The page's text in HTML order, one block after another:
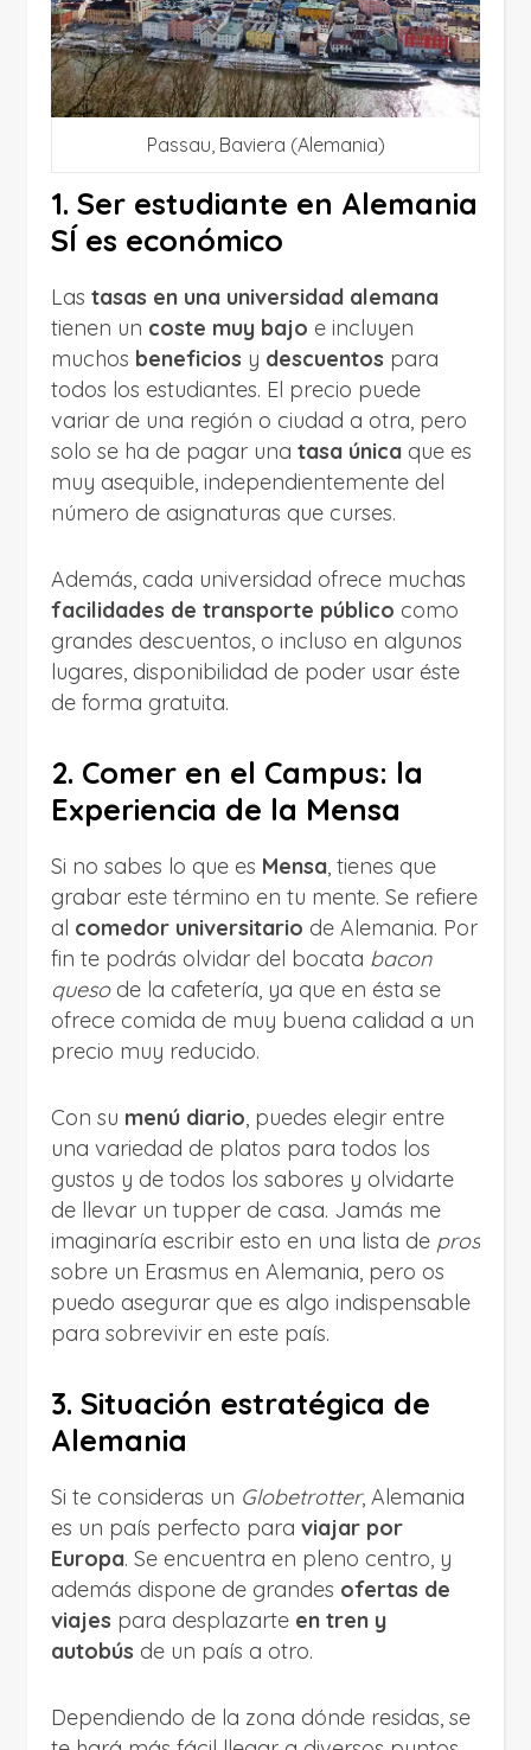
Passau, Baviera (Alemania)
1. Ser estudiante en Alemania
SÍ es económico
Las tasas en una universidad alemana
tienen un coste muy bajo e incluyen
muchos beneficios y descuentos para
todos los estudiantes. El precio puede
variar de una región o ciudad a otra, pero
solo se ha de pagar una tasa única que es
muy asequible, independientemente del
número de asignaturas que curses.
Además, cada universidad ofrece muchas
facilidades de transporte público como
grandes descuentos, o incluso en algunos
lugares, disponibilidad de poder usar éste
de forma gratuita.
2. Comer en el Campus: la
Experiencia de la Mensa
Si no sabes lo que es Mensa, tienes que
grabar este término en tu mente. Se refiere
al comedor universitario de Alemania. Por
fin te podrás olvidar del bocata bacon
quesode la cafetería, ya que en ésta se
ofrece comida de muy buena calidad a un
precio muy reducido.
Con su menú diario, puedes elegir entre
una variedad de platos para todos los
gustos y de todos los sabores y olvidarte
de llevar un tupper de casa. Jamás me
imaginaría escribir esto en una lista de pros
sobre un Erasmus en Alemania, pero os
puedo asegurar que es algo indispensable
para sobrevivir en este país.
3. Situación estratégica de
Alemania
Si te consideras un Globetrotter, Alemania
es un país perfecto para viajar por
Europa. Se encuentra en pleno centro, y
además dispone de grandes ofertas de
viajes para desplazarte en tren y
autobús de un país a otro.
Dependiendo de la zona dónde residas, se